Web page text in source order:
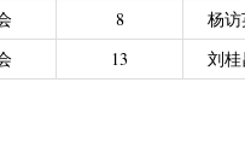
8 杨
13 刘桂